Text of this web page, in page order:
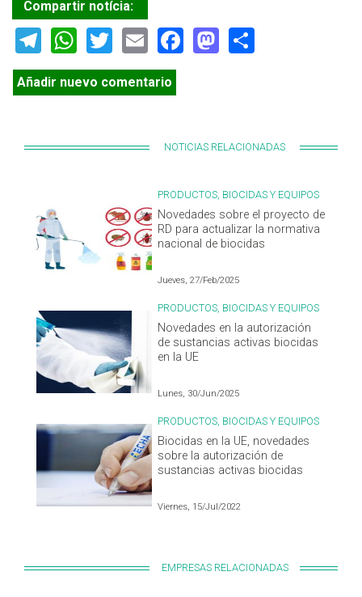
Compartir notícia:
Telegram
WhatsApp
TwitterEmailFacebook
Mastodon
Añadir nuevo comentario
NOTICIAS RELACIONADAS
PRODUCTOS, BIOCIDAS Y EQUIPOS
Novedades sobre el proyecto de
RD para actualizar la normativa
nacional de biocidas
Jueves, 27/Feb/2025
PRODUCTOS, BIOCIDAS Y EQUIPOS
Novedades en la autorización
de sustancias activas biocidas
en la UE
Lunes, 30/Jun/2025
PRODUCTOS, BIOCIDAS Y EQUIPOS
Biocidas en la UE, novedades
sobre la autorización de
sustancias activas biocidas
Viernes, 15/Jul/2022
EMPRESAS RELACIONADAS